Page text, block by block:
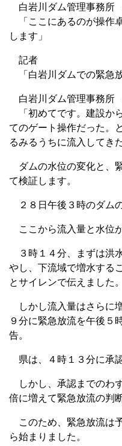
白岩川ダム管理事務所
「ここにあるのが操作
します」
記者
「白岩川ダムでの緊急放
白岩川ダム管理事務所
「初めてです。建設か
てのゲート操作だった。
るみるうちに流入してきた
ダムの水位の変化と、
て検証します。
２８日午後３時のダム
ここから流入量と水位
３時１４分、まずは洪
やし、下流域で増水する
とサイレンで伝えました。
しかし流入量はさらに
９分に緊急放流を午後５
告。
県は、４時１３分に承
しかし、承認までのわ
倍に増えて緊急放流の判
このため、緊急放流は
ら始まりました。